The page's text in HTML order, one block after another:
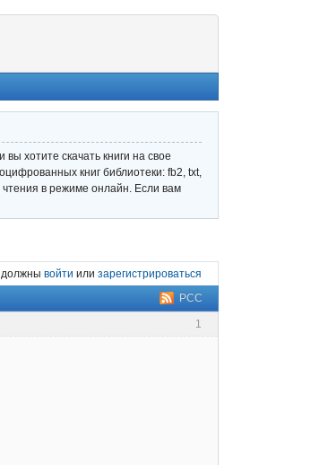
хотите скачать книги на свое
книг библиотеки: fb2, txt,
чтения в режиме онлайн. Если вам
должны войти или зарегистрироваться
РСС
1